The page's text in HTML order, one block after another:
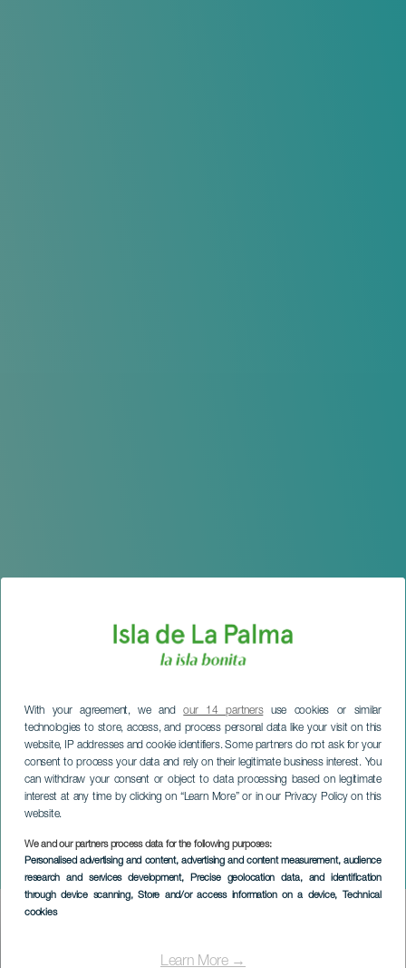
With your agreement, we andour 14 partnersuse cookies or similar
technologies to store, access, and process personal data like your visit on this
website, IP addresses and cookie identifiers. Some partners do not ask for your
consent to process your data and rely on their legitimate business interest. You
can withdraw your consent or object to data processing based on legitimate
interest at any time by clicking on “Learn More” or in our Privacy Policy on this
website.
We and our partners process data for the following purposes:
Personalised advertising and content, advertising and content measurement, audience
research and services development, Precise geolocation data, and identification
through device scanning, Store and/or access information on a device, Technical
cookies
Learn More →
Cena de magos
LA PALMA
Imagen